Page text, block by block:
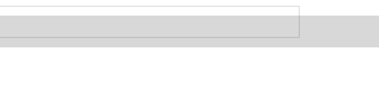
VORVERKAUF